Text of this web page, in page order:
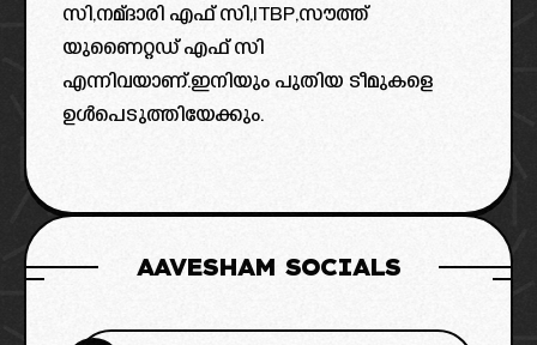
സി,നമ്ദാരി എഫ് സി,ITBP,സൗത്ത്
യുണൈറ്റഡ് എഫ് സി
എന്നിവയാണ്.ഇനിയും പുതിയ ടീമുകളെ
ഉൾപെടുത്തിയേക്കും.
AAVESHAM SOCIALS